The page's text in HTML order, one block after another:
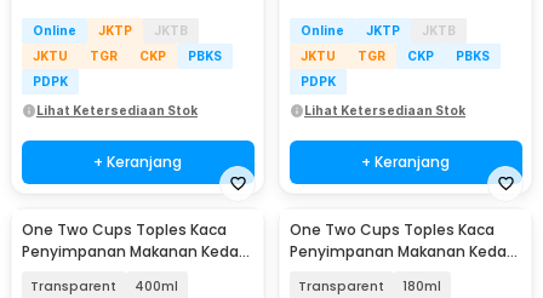
Online JKTP
JKTB
JKTU
TGR CKP
PBKS
PDPK
Lihat Ketersediaan Stok
+ Keranjang
Online JKTP
JKTB
JKTU
TGR CKP
PBKS
PDPK
Lihat Ketersediaan Stok
+ Keranjang
One Two Cups Toples Kaca
Penyimpanan Makanan Kedap
Transparent 400ml
One Two Cups Toples Kaca
Penyimpanan Makanan Kedap
Transparent 180ml